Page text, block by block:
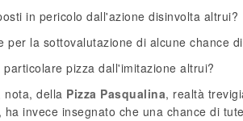
in pericolo dall'azione disinvolta altrui?
per la sottovalutazione di alcune chance
pizza dall'imitazione altrui?
nota, della Pizza Pasqualina, realtà
invece insegnato che una chance di